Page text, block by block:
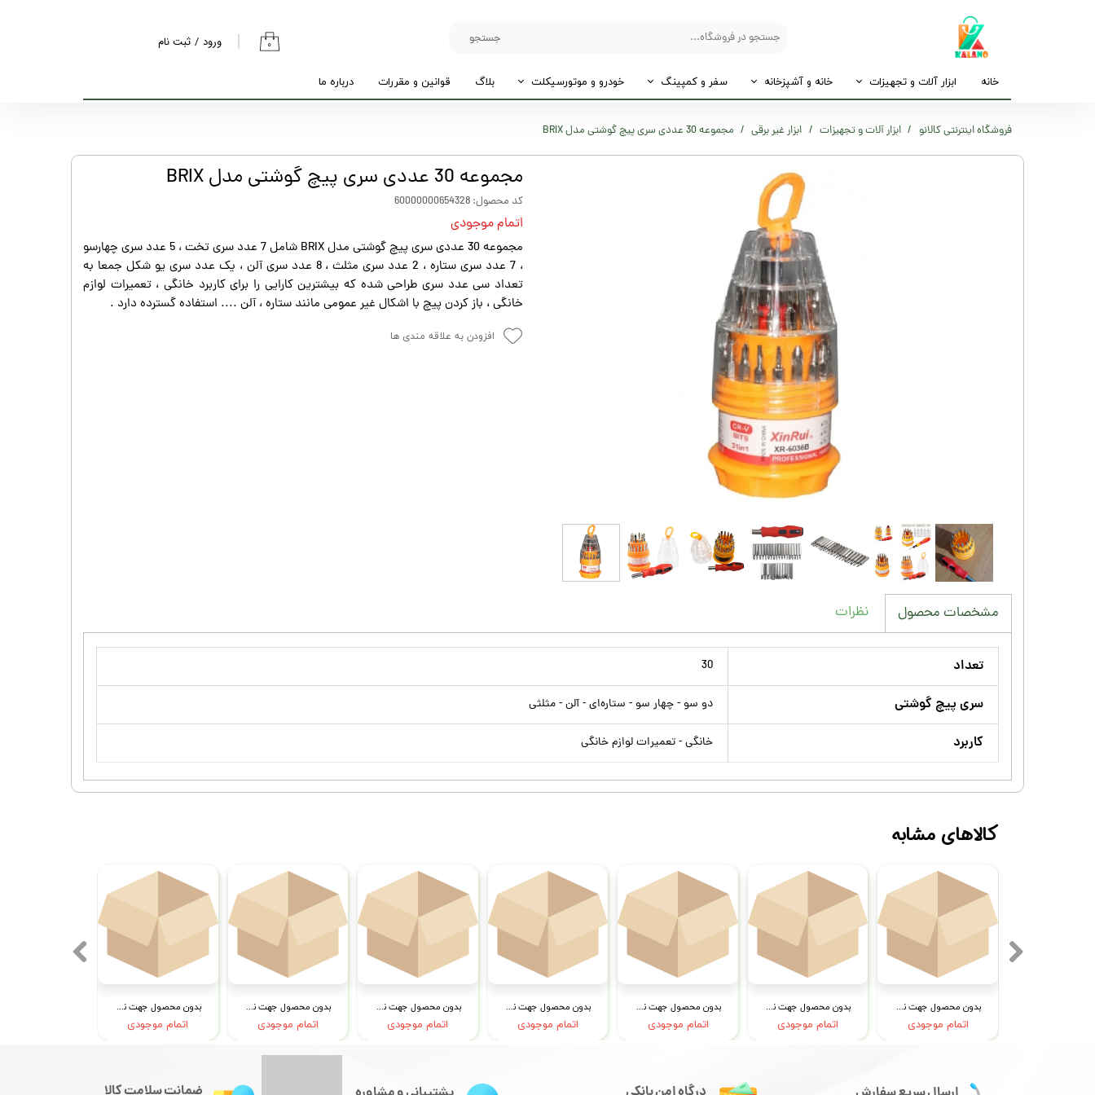
جستجو ۰ ورود / ثبت نام
تغییر گذر واژه
خروج از حساب
کاربری
خانه ابزار آلات و تجهیزات خانه و آشپزخانه سفر و کمپینگ خودرو و موتورسیکلت بلاگ قوانین و مقررات درباره ما
فروشگاه اینترنتی کالانو ابزار آلات و تجهیزات ابزار غیر برقی مجموعه 30 عددی سری پیچ گوشتی مدل BRIX
مجموعه 30 عددی سری پیچ گوشتی مدل BRIX
کد محصول: 60000000654328
اتمام موجودی
مجموعه 30 عددی سری پیچ گوشتی مدل BRIX شامل 7 عدد سری تخت ، 5 عدد سری چهارسو
، 7 عدد سری ستاره ، 2 عدد سری مثلث ، 8 عدد سری آلن ، یک عدد سری یو شکل جمعا به
تعداد سی عدد سری طراحی شده که بیشترین کارایی را برای کاربرد خانگی ، تعمیرات لوازم
خانگی ، باز کردن پیچ با اشکال غیر عمومی مانند ستاره ، آلن .... استفاده گسترده دارد .
افزودن به علاقه مندی ها
مشخصات محصول نظرات
تعداد 30
سری پیچ گوشتی دو سو - چهار سو - ستاره‌ای - آلن - مثلثی
کاربرد خانگی - تعمیرات لوازم خانگی
بدون محصول جهت نمایش
اتمام موجودی
بدون محصول جهت نمایش
اتمام موجودی
بدون محصول جهت نمایش
اتمام موجودی
بدون محصول جهت نمایش
اتمام موجودی
بدون محصول جهت نمایش
اتمام موجودی
بدون محصول جهت نمایش
اتمام موجودی
بدون محصول جهت نمایش
اتمام موجودی
کالاهای مشابه